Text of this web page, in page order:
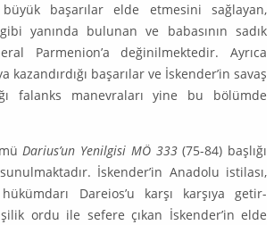
büyük başa­rılar elde etmesini sağlayan,
yanında bulunan ve babasının sadık
Parmenion’a değinilmektedir. Ayrıca
kazandırdığı başarılar ve İskender’in savaş
falanks manevraları yine bu bölümde
Darius’un Yenilgisi MÖ 333(75-84) başlığı
İskender’in Anadolu istilası,
Dareios’u karşı karşıya getir­
ordu ile sefere çıkan İskender’in elde